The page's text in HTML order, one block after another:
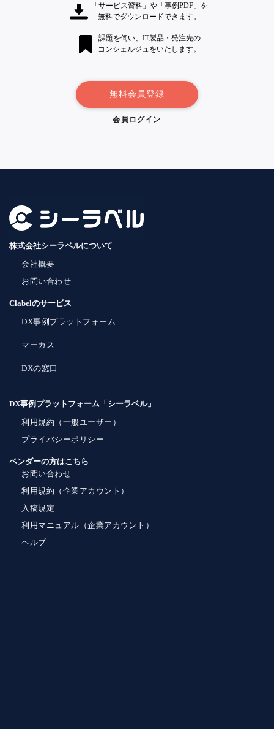
「サービス資料」や「事例PDF」を
無料でダウンロードできます。
課題を伺い、IT製品・発注先の
コンシェルジュをいたします。
無料会員登録
会員ログイン
株式会社シーラベルについて
会社概要
お問い合わせ
Clabelのサービス
DX事例プラットフォーム
マーカス
DXの窓口
DX事例プラットフォーム「シーラベル」
利用規約（一般ユーザー）
プライバシーポリシー
ベンダーの方はこちら
お問い合わせ
利用規約（企業アカウント）
入稿規定
利用マニュアル（企業アカウント）
ヘルプ